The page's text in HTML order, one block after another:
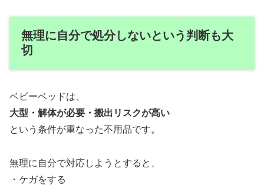
無理に自分で処分しないという判断も大
切
ベビーベッドは、
大型・解体が必要・搬出リスクが高い
という条件が重なった不用品です。
無理に自分で対応しようとすると、
・ケガをする